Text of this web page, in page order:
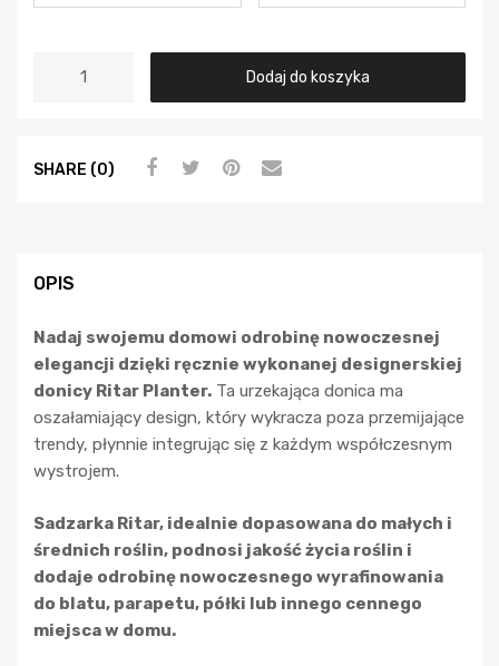
Dodaj do koszyka
SHARE (0)
OPIS
Nadaj swojemu domowi odrobinę nowoczesnej
elegancji dzięki ręcznie wykonanej designerskiej
donicy Ritar Planter. Ta urzekająca donica ma
oszałamiający design, który wykracza poza przemijające
trendy, płynnie integrując się z każdym współczesnym
wystrojem.
Sadzarka Ritar, idealnie dopasowana do małych i
średnich roślin, podnosi jakość życia roślin i
dodaje odrobinę nowoczesnego wyrafinowania
do blatu, parapetu, półki lub innego cennego
miejsca w domu.